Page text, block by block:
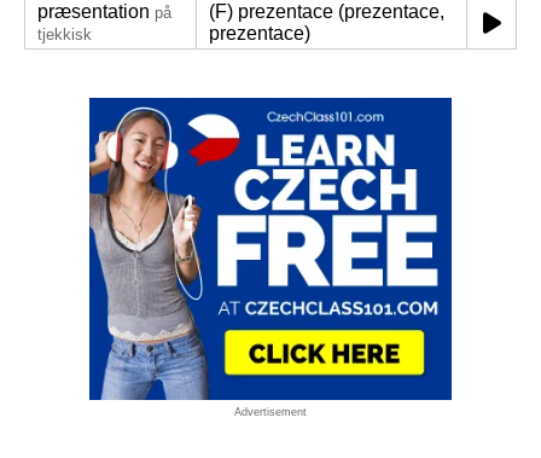
præsentation på
tjekkisk
(F) prezentace (prezentace,
prezentace)
Advertisement